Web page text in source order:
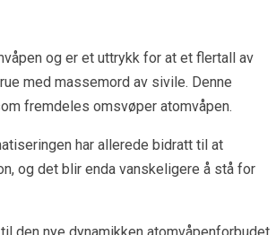
og er et uttrykk for at et flertall av
med massemord av sivile. Denne
fremdeles omsvøper atomvåpen.
har allerede bidratt til at
og det blir enda vanskeligere å stå for